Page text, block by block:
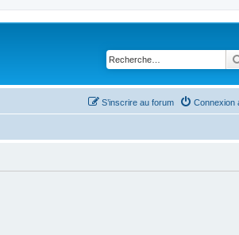
Connexion
S’inscrire au forum